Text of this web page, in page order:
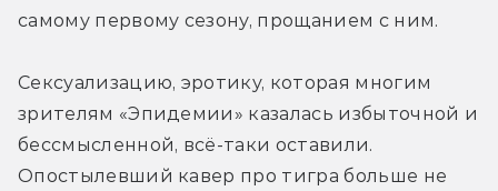
самому первому сезону, прощанием с ним.
Сексуализацию, эротику, которая многим
зрителям «Эпидемии» казалась избыточной и
бессмысленной, всё-таки оставили.
Опостылевший кавер про тигра больше не